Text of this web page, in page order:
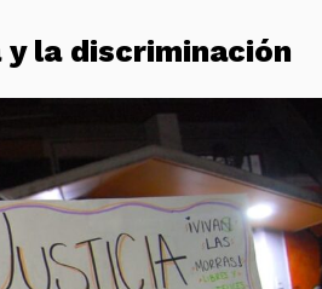
la discriminación